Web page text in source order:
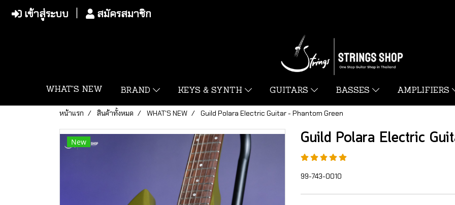
เข้าสู่ระบบ สมัครสมาชิก
WHAT'S NEW BRAND KEYS & SYNTH GUITARS BASSES AMPLIFIERS
หน้าแรก สินค้าทั้งหมด WHAT'S NEW Guild Polara Electric Guitar - Phantom Green
New Guild Polara Electric
99-743-0010